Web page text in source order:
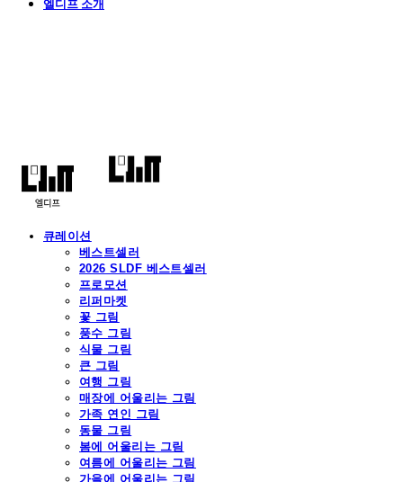
엘디프 소개
큐레이션
베스트셀러
2026 SLDF 베스트셀러
프로모션
리퍼마켓
꽃 그림
풍수 그림
식물 그림
큰 그림
여행 그림
매장에 어울리는 그림
가족 연인 그림
동물 그림
봄에 어울리는 그림
여름에 어울리는 그림
가을에 어울리는 그림